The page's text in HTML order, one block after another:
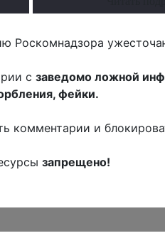
Роскомнадзора
с заведомо ложной
фейки.
комментарии и
запрещено!